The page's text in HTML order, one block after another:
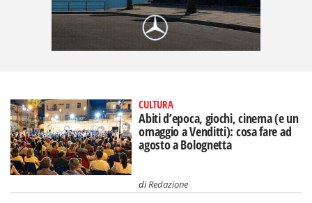
CULTURA
Abiti d’epoca, giochi, cinema (e un
omaggio a Venditti): cosa fare ad
agosto a Bolognetta
diRedazione